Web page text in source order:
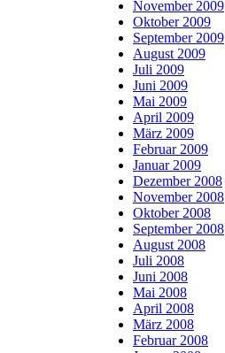
November 2009
Oktober 2009
September 2009
August 2009
Juli 2009
Juni 2009
Mai 2009
April 2009
März 2009
Februar 2009
Januar 2009
Dezember 2008
November 2008
Oktober 2008
September 2008
August 2008
Juli 2008
Juni 2008
Mai 2008
April 2008
März 2008
Februar 2008